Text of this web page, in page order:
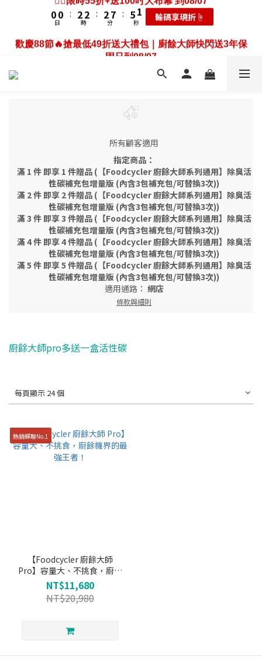
歡慶88節🔥搶最低49折送大禮包｜廚餘大師快閃送3年保
固只到08/07
2
1
0
2
1
0
日
:
4
3
2
1
4
3
2
1
時
:
4
3
2
1
9
8
7
6
分
7
6
5
4
0
2
1
0
秒 耗材大禮包☝️
2
1
0
0
00
日
: 2
1
2
1
時
:
2
1
7
6
4
3
分
: 5
4
2
1
0
秒 輸碼享現折☝️
固只到08/07
4
3
2
1
4
3
1
6
5
4
3
6
5
4
3
6
5
4
3
9
8
1
9
8
7
6
1
4
3
2
1
所有顧客適用
指定商品：
滿 1 件 即享 1 件贈品 (【Foodcycler 廚餘大師系列通用】除臭活
性碳補充包增量版 (內含3包補充包/可替換3次))
滿 2 件 即享 2 件贈品 (【Foodcycler 廚餘大師系列通用】除臭活
性碳補充包增量版 (內含3包補充包/可替換3次))
滿 3 件 即享 3 件贈品 (【Foodcycler 廚餘大師系列通用】除臭活
性碳補充包增量版 (內含3包補充包/可替換3次))
滿 4 件 即享 4 件贈品 (【Foodcycler 廚餘大師系列通用】除臭活
性碳補充包增量版 (內含3包補充包/可替換3次))
滿 5 件 即享 5 件贈品 (【Foodcycler 廚餘大師系列通用】除臭活
性碳補充包增量版 (內含3包補充包/可替換3次))
適用通路： 網店
條款與細則
廚餘大師pro多送一盒活性碳
每頁顯示 24 個
熱銷蟬聯No.1
【Foodcycler 廚餘大師
Pro】容量大、不挑食，廚餘
機界的最強王者！
NT$11,680
NT$20,980